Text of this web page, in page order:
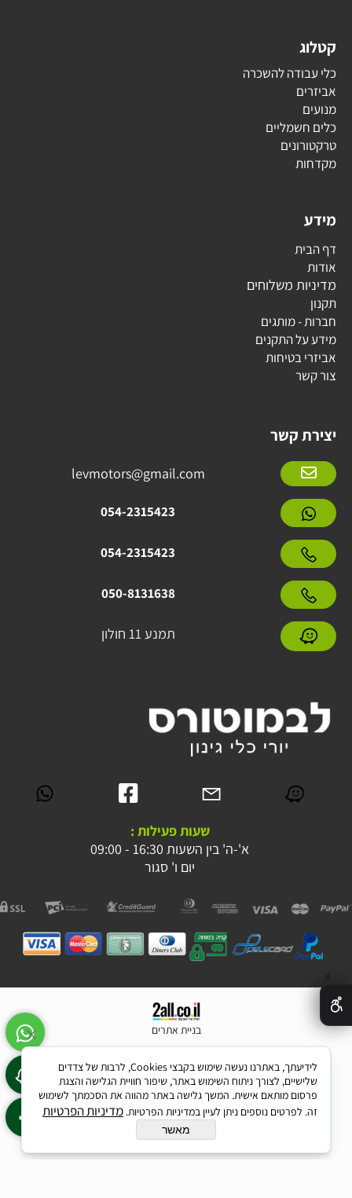
קטלוג
כלי עבודה להשכרה
אביזרים
מנועים
כלים חשמליים
טרקטורונים
מקדחות
מידע
דף הבית
אודות
מדיניות משלוחים
תקנון
חברות - מותגים
מידע על התקנים
אביזרי בטיחות
צור קשר
יצירת קשר
levmotors@gmail.com
054-2315423
054-2315423
050-8131638
תמנע 11 חולון
שעות פעילות :
א'-ה' בין השעות 16:30 - 09:00
יום ו' סגור
בניית אתרים
לידיעתך, באתרנו נעשה שימוש בקבצי Cookies, לרבות של צדדים
שלישיים, לצורך ניתוח השימוש באתר, שיפור חוויית הגלישה והצגת
פרסום מותאם אישית. המשך גלישה באתר מהווה את הסכמתך לשימוש
זה. לפרטים נוספים ניתן לעיין במדיניות הפרטיות. מדיניות הפרטיות
מאשר